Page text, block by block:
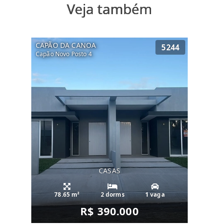
Veja também
CAPÃO DA CANOA
Capão Novo Posto 4
5244
CASAS
78.65 m² 2 dorms 1 vaga
R$ 390.000